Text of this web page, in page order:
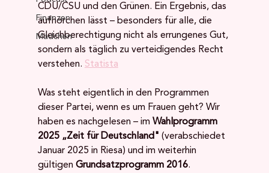
Finanzen
Mädchen
CDU/CSU und den Grünen. Ein Ergebnis, das
aufhorchen lässt – besonders für alle, die
Gleichberechtigung nicht als errungenes Gut,
sondern als täglich zu verteidigendes Recht
verstehen. Statista
Was steht eigentlich in den Programmen
dieser Partei, wenn es um Frauen geht? Wir
haben es nachgelesen – im Wahlprogramm
2025 „Zeit für Deutschland" (verabschiedet
Januar 2025 in Riesa) und im weiterhin
gültigen Grundsatzprogramm 2016.